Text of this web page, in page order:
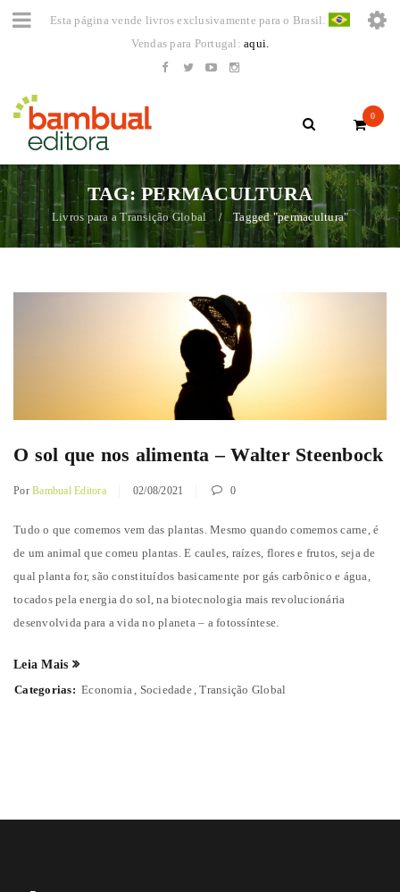
Esta página vende livros exclusivamente para o Brasil.
Vendas para Portugal:aqui.
0
TAG: PERMACULTURA
Livros para a Transição Global / Tagged "permacultura"
O sol que nos alimenta – Walter Steenbock
Por Bambual Editora 02/08/2021 0
Tudo o que comemos vem das plantas. Mesmo quando comemos carne, é
de um animal que comeu plantas. E caules, raízes, flores e frutos, seja de
qual planta for, são constituídos basicamente por gás carbônico e água,
tocados pela energia do sol, na biotecnologia mais revolucionária
desenvolvida para a vida no planeta – a fotossíntese.
Leia Mais
Categorias: Economia Sociedade ,Transição Global